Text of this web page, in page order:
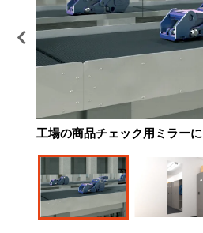
工場の商品チェック用ミラーに
工場の身だしなみチェック用に
入庫時の確認用ミラーに
病院の姿見に